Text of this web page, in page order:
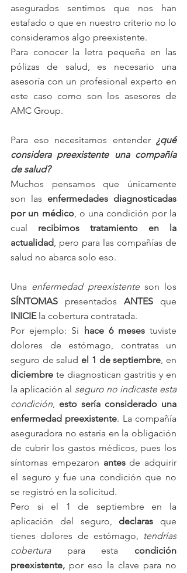
asegurados sentimos que nos han
estafado o que en nuestro criterio no lo
consideramos algo preexistente.
Para conocer la letra pequeña en las
pólizas de salud, es necesario una
asesoría con un profesional experto en
este caso como son los asesores de
AMC Group.
Para eso necesitamos entender ¿qué
considera preexistente una compañía
de salud?
Muchos pensamos que únicamente
son las enfermedades diagnosticadas
por un médico, o una condición por la
cual recibimos tratamiento en la
actualidad, pero para las compañías de
salud no abarca solo eso.
Una enfermedad preexistente
SÍNTOMAS presentados ANTES
INICIE la cobertura contratada.
Por ejemplo: Si
hace 6 meses tuviste
dolores de estómago, contratas un
seguro de salud el 1 de septiembre
diciembre te diagnostican gastritis y en
la aplicación al seguro no indicaste esta
condición, esto sería considerado una
enfermedad preexistente. La compañía
aseguradora no estaría en la obligación
de cubrir los gastos médicos, pues los
síntomas empezaron antes de adquirir
el seguro y fue una condición que no
se registró en la solicitud.
Pero si el 1 de septiembre en la
aplicación del seguro, declaras que
tienes dolores de estómago, tendrías
cobertura para esta condición
preexistente, por eso la clave para no